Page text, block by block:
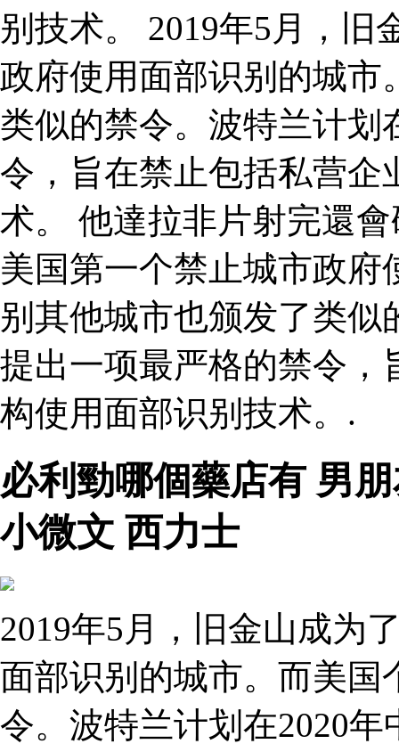
别技术。 2019年5月，旧
政府使用面部识别的城市
类似的禁令。波特兰计划
令，旨在禁止包括私营企
术。 他達拉非片射完還
美国第一个禁止城市政
别其他城市也颁发了类似
提出一项最严格的禁令，
构使用面部识别技术。.
必利勁哪個藥店有 男
小微文 西力士
2019年5月，旧金山成为
面部识别的城市。而美国
令。波特兰计划在2020